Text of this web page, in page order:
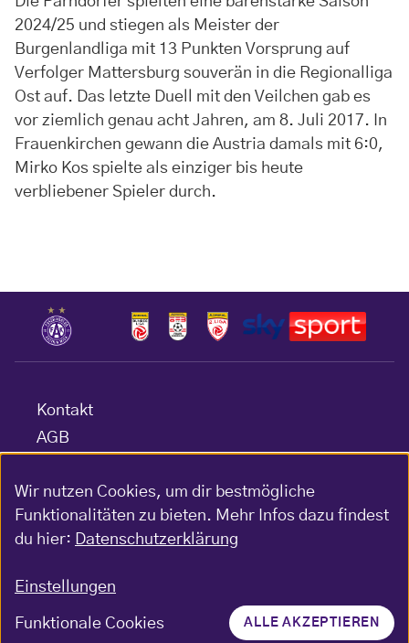
2024/25 und stiegen als Meister der
Burgenlandliga mit 13 Punkten Vorsprung auf
Verfolger Mattersburg souverän in die Regionalliga
Ost auf. Das letzte Duell mit den Veilchen gab es
vor ziemlich genau acht Jahren, am 8. Juli 2017. In
Frauenkirchen gewann die Austria damals mit 6:0,
Mirko Kos spielte als einziger bis heute
verbliebener Spieler durch.
Kontakt
AGB
Barrierefreiheitserklärung
Impressum
Gewinnspiel-Bedingungen
© FK Austria Wien
Wir nutzen Cookies, um dir bestmögliche
Funktionalitäten zu bieten. Mehr Infos dazu findest
du hier: Datenschutzerklärung
Einstellungen
Funktionale Cookies ALLE AKZEPTIEREN